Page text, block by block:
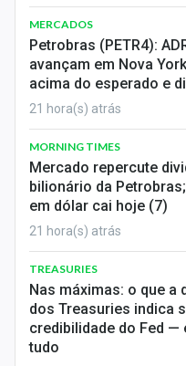
MERCADOS
Petrobras (PETR4):
avançam em Nova
acima do esperado e
21 hora(s) atrás
MORNING TIMES
Mercado repercute
bilionário da
em dólar cai hoje (7)
21 hora(s) atrás
TREASURIES
Nas máximas: o que a
dos Treasuries indica
credibilidade do Fed —
tudo